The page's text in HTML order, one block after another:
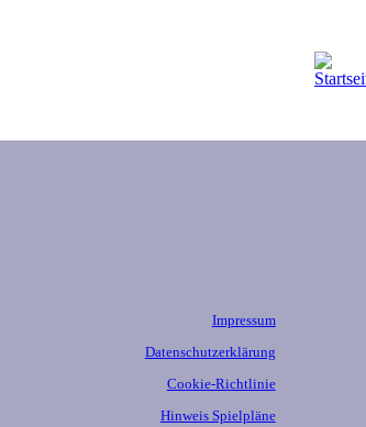
Impressum
Datenschutzerklärung
Cookie-Richtlinie
Hinweis Spielpläne